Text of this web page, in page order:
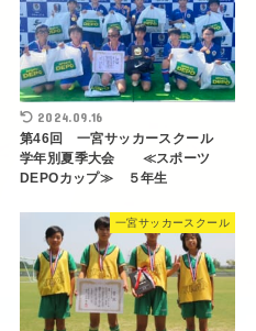
2024.09.16
第46回 一宮サッカースクール
学年別夏季大会 ≪スポーツ
DEPOカップ≫ ５年生
一宮サッカースクール